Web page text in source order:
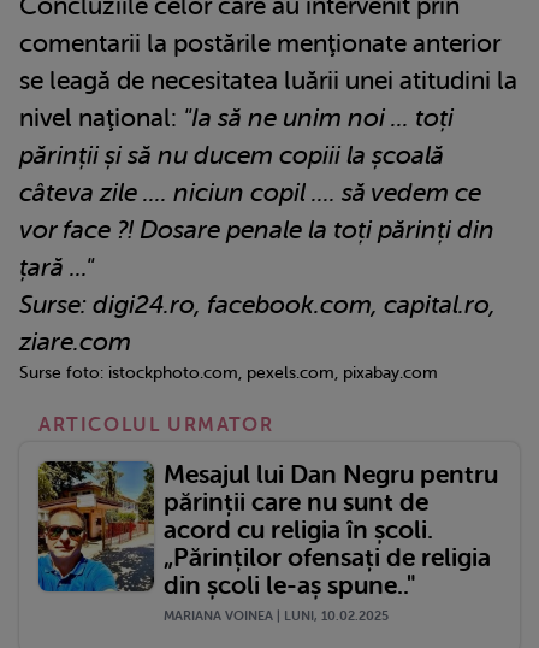
comentarii la postările menţionate anterior
se leagă de necesitatea luării unei atitudini la
nivel naţional: "Ia să ne unim noi ... toți
părinții și să nu ducem copiii la școală
câteva zile .... niciun copil .... să vedem ce
vor face ?! Dosare penale la toți părinți din
țară ..."
Surse: digi24.ro, facebook.com, capital.ro,
ziare.com
Surse foto: istockphoto.com, pexels.com, pixabay.com
ARTICOLUL URMATOR
Mesajul lui Dan Negru pentru
părinții care nu sunt de
acord cu religia în școli.
„Părinților ofensați de religia
din școli le-aș spune.."
MARIANA VOINEA | LUNI, 10.02.2025